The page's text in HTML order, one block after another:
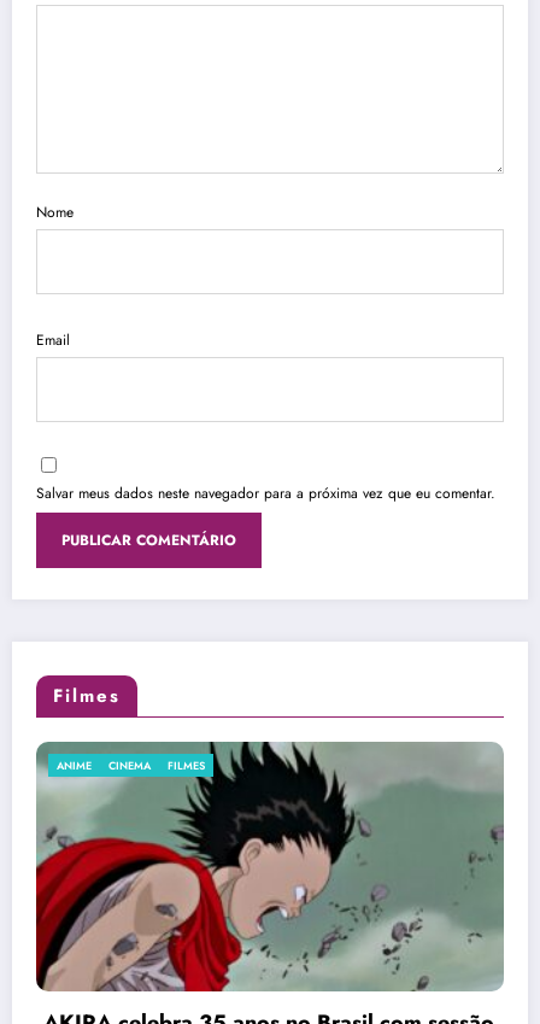
Nome
Email
Salvar meus dados neste navegador para a próxima vez que eu comentar.
Filmes
CINEMA FILMES
Diamond Films divulga novo trailer de